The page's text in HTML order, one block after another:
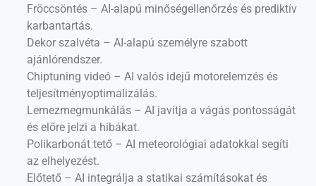
Fröccsöntés – AI-alapú minőségellenőrzés és prediktív
karbantartás.
Dekor szalvéta – AI-alapú személyre szabott
ajánlórendszer.
Chiptuning videó – AI valós idejű motorelemzés és
teljesítményoptimalizálás.
Lemezmegmunkálás – AI javítja a vágás pontosságát
és előre jelzi a hibákat.
Polikarbonát tető – AI meteorológiai adatokkal segíti
az elhelyezést.
Előtető – AI integrálja a statikai számításokat és